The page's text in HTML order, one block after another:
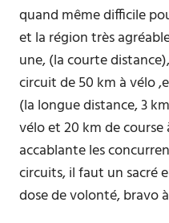
quand même difficile
et la région très
une, (la courte
circuit de 50 km à vélo
(la longue distance, 3
vélo et 20 km de course
accablante les
circuits, il faut un sacré
dose de volonté, bravo